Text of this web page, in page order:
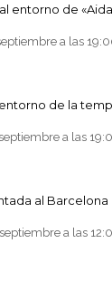
entorno de
a las
de la
a las
al Barcelona
septiembre a las